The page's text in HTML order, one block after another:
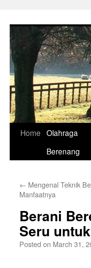
Home Olahraga
Berenang
← Mengenal Teknik
Manfaatnya
Berani
Seru
Posted on March 31,